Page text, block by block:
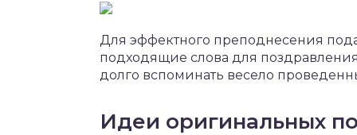
Для эффектного преподнесения
подходящие слова для
долго вспоминать весело
Идеи оригинальных